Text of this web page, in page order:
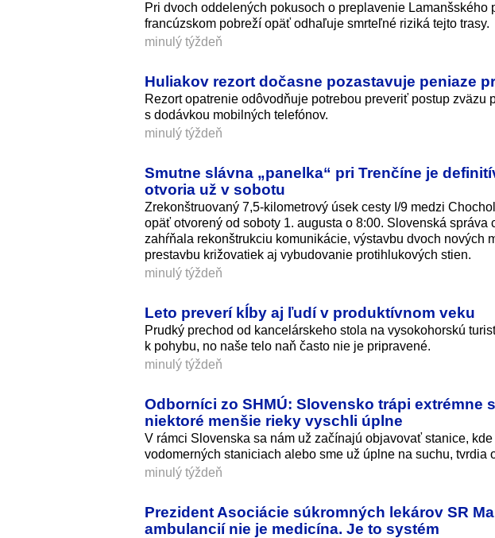
Pri dvoch oddelených pokusoch o preplavenie
francúzskom pobreží opäť odhaľuje smrteľné riziká tejto trasy.
minulý týždeň
Huliakov rezort dočasne pozastavuje peniaze
Rezort opatrenie odôvodňuje potrebou preveriť postup zväzu
s dodávkou mobilných telefónov.
minulý týždeň
Smutne slávna „panelka“ pri Trenčíne je
otvoria už v sobotu
Zrekonštruovaný 7,5-kilometrový úsek cesty I/9 medzi
opäť otvorený od soboty 1. augusta o 8:00. Slovenská
zahŕňala rekonštrukciu komunikácie, výstavbu dvoch nových
prestavbu križovatiek aj vybudovanie protihlukových sti­en.
minulý týždeň
Leto preverí kĺby aj ľudí v produktívnom veku
Prudký prechod od kancelárskeho stola na vysokohorskú
k pohybu, no naše telo naň často nie je pripravené.
minulý týždeň
Odborníci zo SHMÚ: Slovensko trápi extrémne
niektoré menšie rieky vyschli úplne
V rámci Slovenska sa nám už začínajú objavovať stanice,
vodomerných staniciach alebo sme už úplne na suchu, tvrdia
minulý týždeň
Prezident Asociácie súkromných lekárov SR
ambulancií nie je medicína. Je to systém